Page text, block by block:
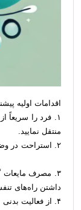
اقدامات اولیه
۱. فرد را سریعاً
منتقل نمایید.
۲. استراحت در
۳. مصرف مایعات
داشتن راه‌های
۴. از فعالیت